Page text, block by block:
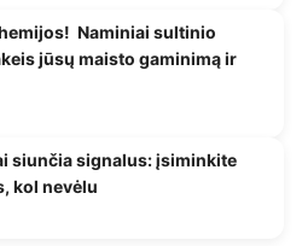
Naminiai sultinio
jūsų maisto gaminimą ir
siunčia signalus: įsiminkite
kol nevėlu